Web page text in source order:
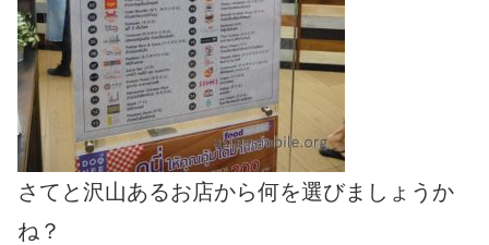
さてと沢山あるお店から何を選びましょうか
ね？